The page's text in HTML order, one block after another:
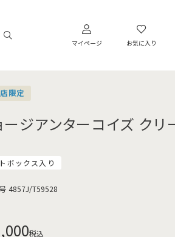
マイページ お気に入り
限定
ージアンターコイズ クリ
ボックス入り
4857J/T59528
税込